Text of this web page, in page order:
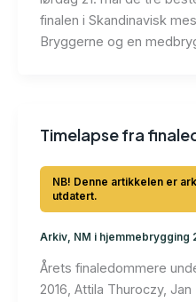
finalen i Skandinavisk
Bryggerne og en
Timelapse fra
Arkiv, NM i hjemmebrygging
Årets finaledommere
2016, Attila Thuroczy,